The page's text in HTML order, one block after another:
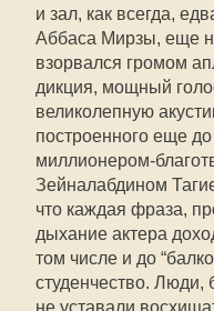
и зал, как всегда,
Аббаса Мирзы, еще
взорвался громом
дикция, мощный
великолепную
построенного еще
миллионером-
Зейналабдином
что каждая фраза,
дыхание актера
том числе и до
студенчество.
не уставали